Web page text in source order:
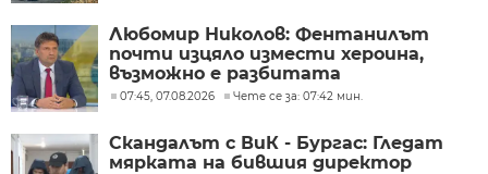
Любомир Николов: Фентанилът
почти изцяло измести хероина,
възможно е разбитата
лаборатория да е единствената у
07:45, 07.08.2026 Чете се за: 07:42 мин.
Скандалът с ВиК - Бургас: Гледат
мярката на бившия директор